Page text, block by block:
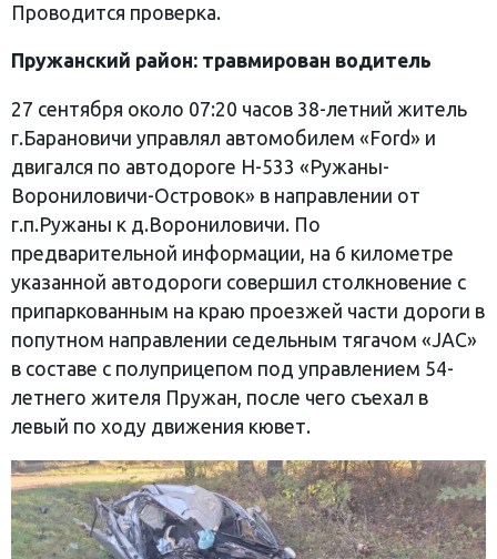
Проводится проверка.
Пружанский район: травмирован водитель
27 сентября около 07:20 часов 38-летний житель
г.Барановичи управлял автомобилем «Ford» и
двигался по автодороге Н-533 «Ружаны-
Ворониловичи-Островок» в направлении от
г.п.Ружаны к д.Ворониловичи. По
предварительной информации, на 6 километре
указанной автодороги совершил столкновение с
припаркованным на краю проезжей части дороги в
попутном направлении седельным тягачом «JAC»
в составе с полуприцепом под управлением 54-
летнего жителя Пружан, после чего съехал в
левый по ходу движения кювет.